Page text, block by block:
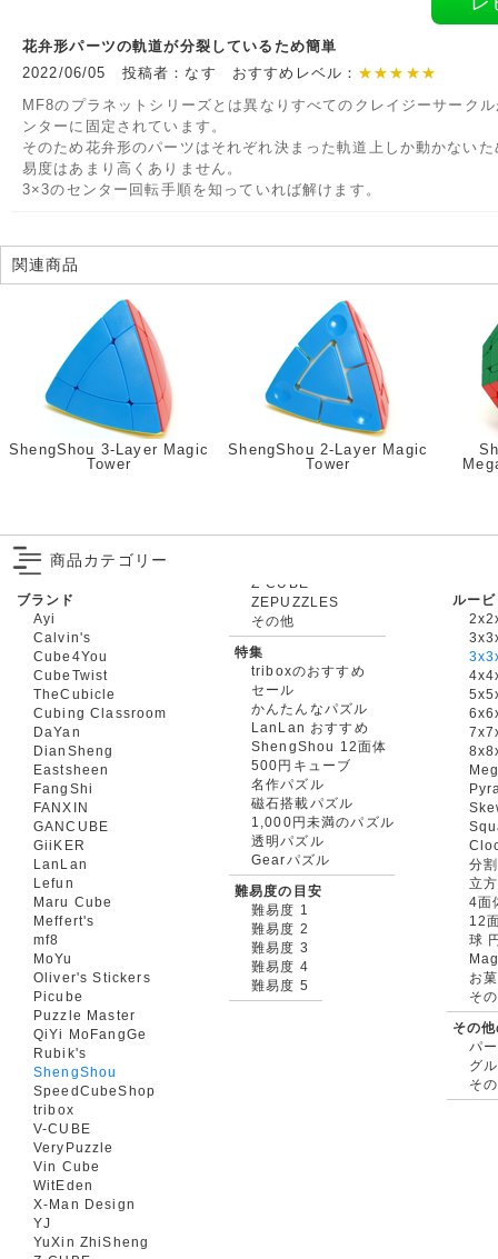
花弁形パーツの軌道が分裂しているため簡単
2022/06/05 投稿者：なす おすすめレベル： ★★★★★
MF8のプラネットシリーズとは異なりすべてのクレイジーサーク
ンターに固定されています。
そのため花弁形のパーツはそれぞれ決まった軌道上しか動かないた
易度はあまり高くありません。
3×3のセンター回転手順を知っていれば解けます。
関連商品
ShengShou 3-Layer Magic
Tower
ShengShou 2-Layer Magic
Tower
商品カテゴリー
ブランド
Ayi
Calvin's
Cube4You
CubeTwist
TheCubicle
Cubing Classroom
DaYan
DianSheng
Eastsheen
FangShi
FANXIN
GANCUBE
GiiKER
LanLan
Lefun
Maru Cube
Meffert's
mf8
MoYu
Oliver's Stickers
Picube
Puzzle Master
QiYi MoFangGe
Rubik's
ShengShou
SpeedCubeShop
tribox
V-CUBE
VeryPuzzle
Vin Cube
WitEden
X-Man Design
YJ
YuXin ZhiSheng
ZEPUZZLES
その他
特集
triboxのおすすめ
セール
かんたんなパズル
LanLan おすすめ
ShengShou 12面体
500円キューブ
名作パズル
磁石搭載パズル
1,000円未満のパズル
透明パズル
Gearパズル
難易度の目安
難易度 1
難易度 2
難易度 3
難易度 4
難易度 5
ルー
分
立
4面
12
球
お
そ
その
パ
グ
そ